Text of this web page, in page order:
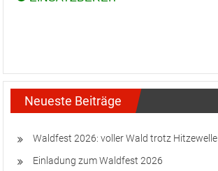
Neueste Beiträge
Waldfest 2026: voller Wald trotz Hitzewelle
Einladung zum Waldfest 2026